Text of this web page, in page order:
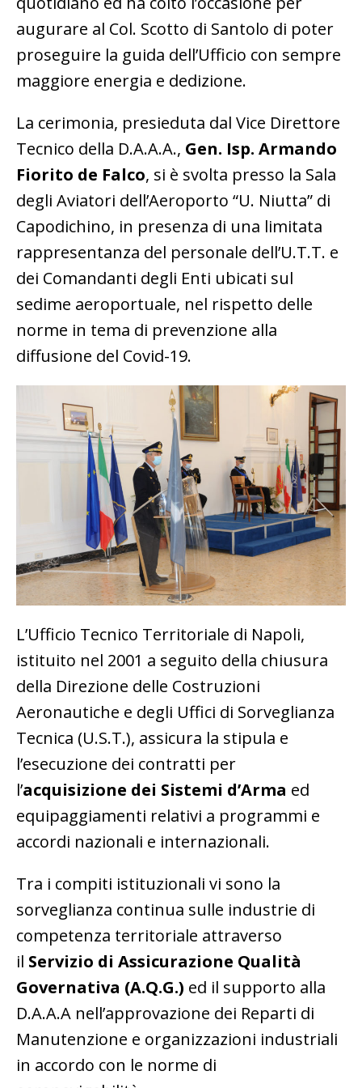
augurare al Col. Scotto di Santolo di poter
proseguire la guida dell’Ufficio con sempre
maggiore energia e dedizione.
La cerimonia, presieduta dal Vice Direttore
Tecnico della D.A.A.A., Gen. Isp. Armando
Fiorito de Falco, si è svolta presso la Sala
degli Aviatori dell’Aeroporto “U. Niutta” di
Capodichino, in presenza di una limitata
rappresentanza del personale dell’U.T.T. e
dei Comandanti degli Enti ubicati sul
sedime aeroportuale, nel rispetto delle
norme in tema di prevenzione alla
diffusione del Covid-19.
L’Ufficio Tecnico Territoriale di Napoli,
istituito nel 2001 a seguito della chiusura
della Direzione delle Costruzioni
Aeronautiche e degli Uffici di Sorveglianza
Tecnica (U.S.T.), assicura la stipula e
l’esecuzione dei contratti per
l’acquisizione dei Sistemi d’Arma ed
equipaggiamenti relativi a programmi e
accordi nazionali e internazionali.
Tra i compiti istituzionali vi sono la
sorveglianza continua sulle industrie di
competenza territoriale attraverso
il Servizio di Assicurazione Qualità
Governativa (A.Q.G.) ed il supporto alla
D.A.A.A nell’approvazione dei Reparti di
Manutenzione e organizzazioni industriali
in accordo con le norme di